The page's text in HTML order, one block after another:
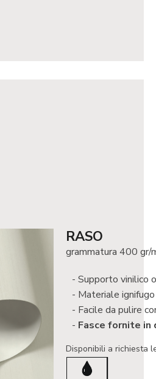
RASO
grammatura 400 gr/
Supporto vinilico
Materiale
Facile da pulire
Fasce fornite in
Disponibili a richiesta